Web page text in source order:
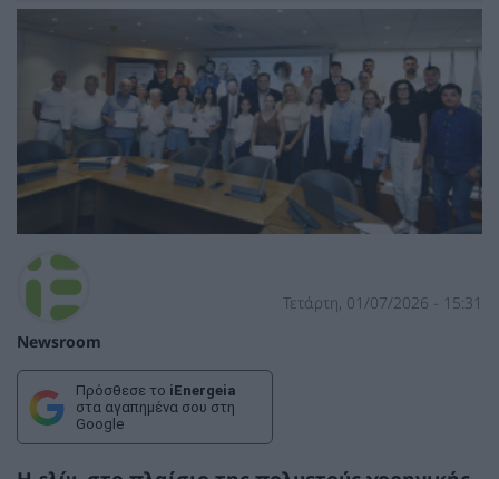
Newsroom
Τετάρτη, 01/07/2026 - 15:31
Πρόσθεσε το iEnergeia
στα αγαπημένα σου στη
Google